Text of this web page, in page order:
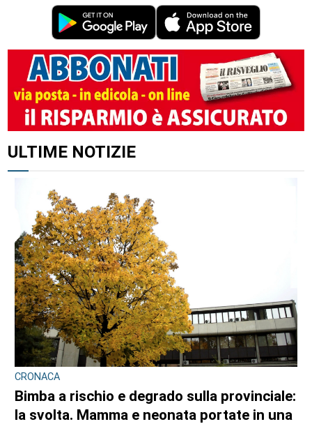
ULTIME NOTIZIE
CRONACA
Bimba a rischio e degrado sulla provinciale:
la svolta. Mamma e neonata portate in una